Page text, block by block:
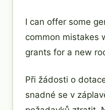
I can offer some
common mistakes
grants for a new
Při žádosti o
snadné se v